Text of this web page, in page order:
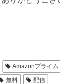
Amazonプライム
無料 配信